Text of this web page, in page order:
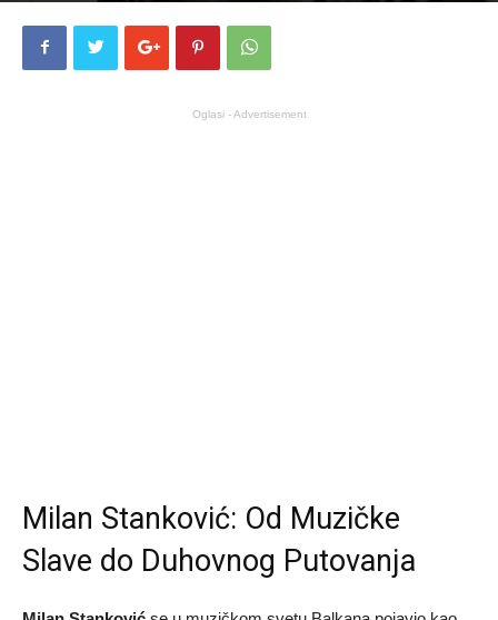
Oglasi - Advertisement
Milan Stanković: Od Muzičke
Slave do Duhovnog Putovanja